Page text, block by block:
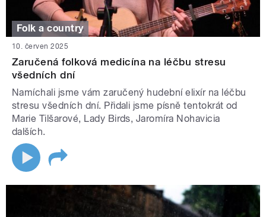
Folk a country
10. červen 2025
Zaručená folková medicína na léčbu stresu
všedních dní
Namíchali jsme vám zaručený hudební elixír na léčbu
stresu všedních dní. Přidali jsme písně tentokrát od
Marie Tilšarové, Lady Birds, Jaromíra Nohavicia
dalších.